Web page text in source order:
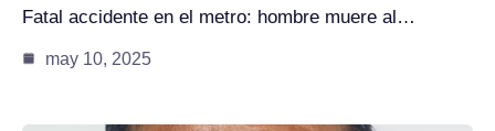
Fatal accidente en el metro: hombre muere al…
may 10, 2025